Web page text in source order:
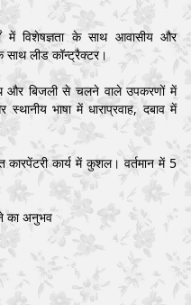
में विशेषज्ञता के साथ आवासीय और
लीड कॉन्ट्रैक्टर।
और बिजली से चलने वाले उपकरणों में
भाषा में धाराप्रवाह, दबाव में
कार्य में कुशल। वर्तमान में 5
का अनुभव